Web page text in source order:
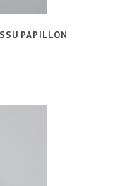
PAPILLON